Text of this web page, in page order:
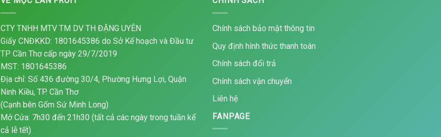
CTY TNHH MTV TM DV TH ĐẶNG UYÊN
Giấy CNĐKKD: 1801645386 do Sở Kế hoạch và Đầu tư
TP Cần Thơ cấp ngày 29/7/2019
MST: 1801645386
Địa chỉ: Số 436 đường 30/4, Phường Hưng Lợi, Quận
Ninh Kiều, TP. Cần Thơ
(Cạnh bên Gốm Sứ Minh Long)
Mở Cửa: 7h30 đến 21h30 (tất cả các ngày trong tuần kể
cả lễ tết)
Chính sách bảo mật thông tin
Quy định hình thức thanh toán
Chính sách đổi trả
Chính sách vận chuyển
Liên hệ
FANPAGE